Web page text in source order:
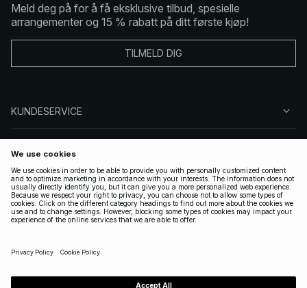
Meld deg på for å få eksklusive tilbud, spesielle
arrangementer og 15 % rabatt på ditt første kjøp!
TILMELD DIG
KUNDESERVICE
FØLG OSS
LOVLIG